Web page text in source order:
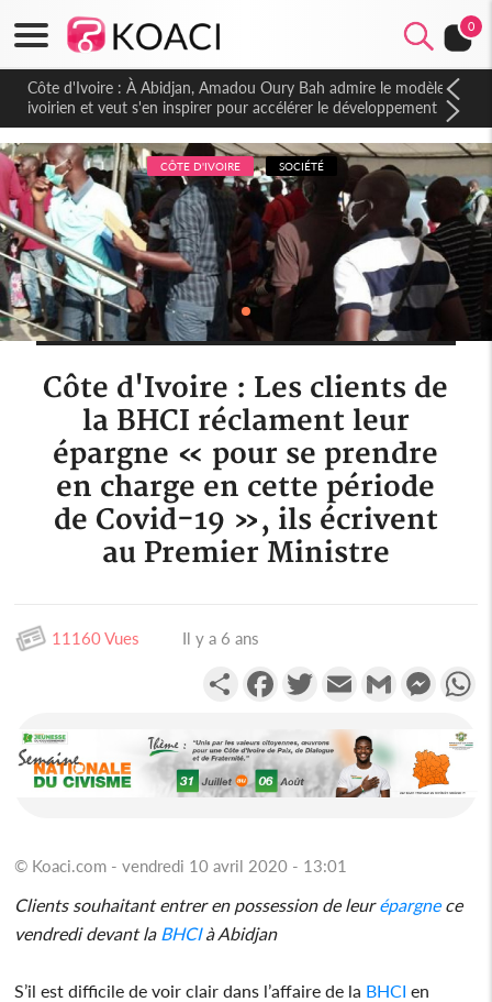
0
Côte d'Ivoire : À Abidjan, Amadou Oury Bah admire le modèle
ivoirien et veut s'en inspirer pour accélérer le développement
de la Guinée
CÔTE D'IVOIRE SOCIÉTÉ
Côte d'Ivoire : Les clients de
la BHCI réclament leur
épargne « pour se prendre
en charge en cette période
de Covid-19 », ils écrivent
au Premier Ministre
11160 Vues Il y a 6 ans
PartagerFacebookTwitterEmail Gmail
© Koaci.com - vendredi 10 avril 2020 - 13:01
Clients souhaitant entrer en possession de leurépargnece
vendredi devant la BHCIà Abidjan
S’il est difficile de voir clair dans l’affaire de la BHCI en